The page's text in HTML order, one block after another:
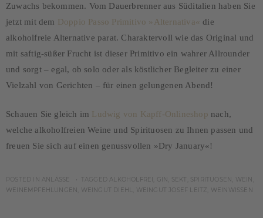
Zuwachs bekommen. Vom Dauerbrenner aus Süditalien haben Sie
jetzt mit dem Doppio Passo Primitivo »Alternativa« die
alkoholfreie Alternative parat. Charaktervoll wie das Original und
mit saftig-süßer Frucht ist dieser Primitivo ein wahrer Allrounder
und sorgt – egal, ob solo oder als köstlicher Begleiter zu einer
Vielzahl von Gerichten – für einen gelungenen Abend!
Schauen Sie gleich im Ludwig von Kapff-Onlineshop nach,
welche alkoholfreien Weine und Spirituosen zu Ihnen passen und
freuen Sie sich auf einen genussvollen »Dry January«!
ANLÄSSE TAGGED ALKOHOLFREI GIN SEKT SPIRITUOSEN WEIN
WEINEMPFEHLUNGEN
WEINGUT DIEHL WEINGUT JOSEF LEITZ WEINWISSEN